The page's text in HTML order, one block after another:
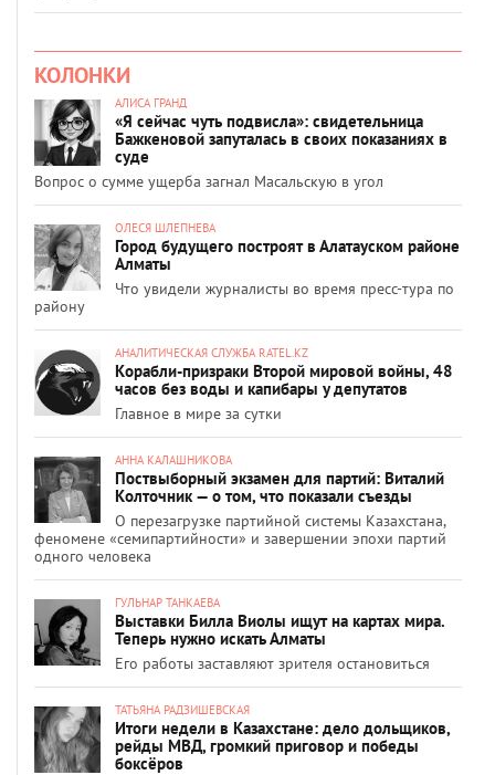
КОЛОНКИ
АЛИСА ГРАНД
«Я сейчас чуть подвисла»: свидетельница
Бажкеновой запуталась в своих показаниях в
суде
Вопрос о сумме ущерба загнал Масальскую в угол
ОЛЕСЯ ШЛЕПНЕВА
Город будущего построят в Алатауском районе
Алматы
Что увидели журналисты во время пресс-тура по
району
АНАЛИТИЧЕСКАЯ СЛУЖБА RATEL.KZ
Корабли-призраки Второй мировой войны, 48
часов без воды и капибары у депутатов
Главное в мире за сутки
АННА КАЛАШНИКОВА
Поствыборный экзамен для партий: Виталий
Колточник — о том, что показали съезды
О перезагрузке партийной системы Казахстана,
феномене «семипартийности» и завершении эпохи партий
одного человека
ГУЛЬНАР ТАНКАЕВА
Выставки Билла Виолы ищут на картах мира.
Теперь нужно искать Алматы
Его работы заставляют зрителя остановиться
ТАТЬЯНА РАДЗИШЕВСКАЯ
Итоги недели в Казахстане: дело дольщиков,
рейды МВД, громкий приговор и победы
боксёров